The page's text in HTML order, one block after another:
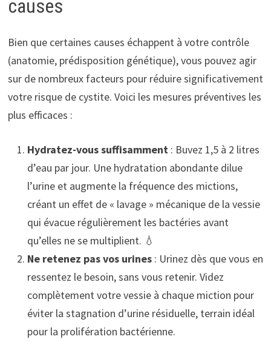
causes
Bien que certaines causes échappent à votre contrôle
(anatomie, prédisposition génétique), vous pouvez agir
sur de nombreux facteurs pour réduire significativement
votre risque de cystite. Voici les mesures préventives les
plus efficaces :
Hydratez-vous suffisamment: Buvez 1,5 à 2 litres
d’eau par jour. Une hydratation abondante dilue
l’urine et augmente la fréquence des mictions,
créant un effet de « lavage » mécanique de la vessie
qui évacue régulièrement les bactéries avant
qu’elles ne se multiplient. 💧
Ne retenez pas vos urines: Urinez dès que vous en
ressentez le besoin, sans vous retenir. Videz
complètement votre vessie à chaque miction pour
éviter la stagnation d’urine résiduelle, terrain idéal
pour la prolifération bactérienne.